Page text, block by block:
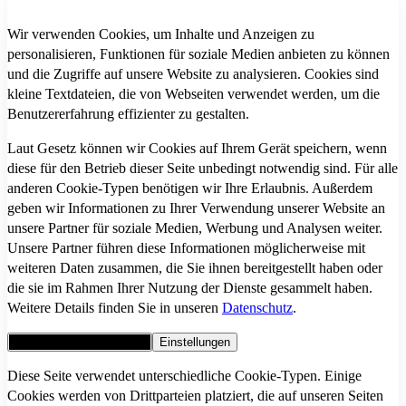
Wir verwenden Cookies, um Inhalte und Anzeigen zu
personalisieren, Funktionen für soziale Medien anbieten zu können
und die Zugriffe auf unsere Website zu analysieren. Cookies sind
kleine Textdateien, die von Webseiten verwendet werden, um die
Benutzererfahrung effizienter zu gestalten.
Laut Gesetz können wir Cookies auf Ihrem Gerät speichern, wenn
diese für den Betrieb dieser Seite unbedingt notwendig sind. Für alle
anderen Cookie-Typen benötigen wir Ihre Erlaubnis. Außerdem
geben wir Informationen zu Ihrer Verwendung unserer Website an
unsere Partner für soziale Medien, Werbung und Analysen weiter.
Unsere Partner führen diese Informationen möglicherweise mit
weiteren Daten zusammen, die Sie ihnen bereitgestellt haben oder
die sie im Rahmen Ihrer Nutzung der Dienste gesammelt haben.
Weitere Details finden Sie in unseren Datenschutz.
Einstellungen
Diese Seite verwendet unterschiedliche Cookie-Typen. Einige
Cookies werden von Drittparteien platziert, die auf unseren Seiten